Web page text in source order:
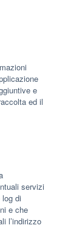
e
ed il
servizi
di
e che
l’indirizzo